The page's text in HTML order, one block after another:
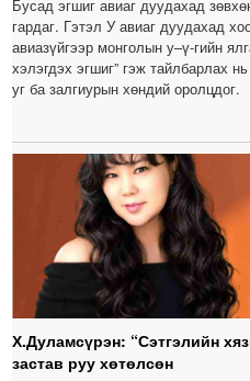
Бусад эгшиг авиаг дуудахад
гардаг. Гэтэл У авиаг дуудахад
авиазүйгээр монголын у–ү-гийн
хэлэгдэх эгшиг” гэж тайлбарлах
уг ба залгиурын хөндий оролцдог.
Х.Дуламсүрэн: “Сэтгэлийн
застав руу хөтөлсөн